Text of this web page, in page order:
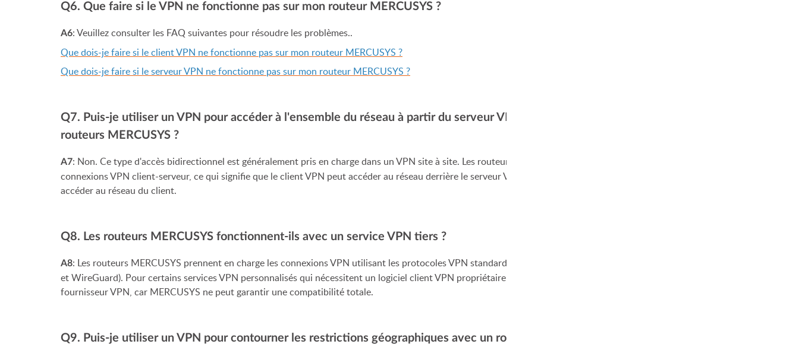
Q6. Que faire si le VPN ne fonctionne pas sur mon routeur MERCUSYS ?
A6: Veuillez consulter les FAQ suivantes pour résoudre les problèmes..
Que dois-je faire si le client VPN ne fonctionne pas sur mon routeur MERCUSYS ?
Que dois-je faire si le serveur VPN ne fonctionne pas sur mon routeur MERCUSYS ?
Q7. Puis-je utiliser un VPN pour accéder à l'ensemble du réseau à partir du serveur VPN et du client VPN sur les
routeurs MERCUSYS ?
A7: Non. Ce type d'accès bidirectionnel est généralement pris en charge dans un VPN site à site. Les routeurs MERCUSYS prennent en charge les
connexions VPN client-serveur, ce qui signifie que le client VPN peut accéder au réseau derrière le serveur VPN, mais que le serveur ne peut pas
accéder au réseau du client.
Q8. Les routeurs MERCUSYS fonctionnent-ils avec un service VPN tiers ?
A8: Les routeurs MERCUSYS prennent en charge les connexions VPN utilisant les protocoles VPN standard (par exemple, PPTP, L2TP/IPsec, OpenVPN
et WireGuard). Pour certains services VPN personnalisés qui nécessitent un logiciel client VPN propriétaire, veuillez vérifier la compatibilité avec votre
fournisseur VPN, car MERCUSYS ne peut garantir une compatibilité totale.
Q9. Puis-je utiliser un VPN pour contourner les restrictions géographiques avec un routeur MERCUSYS ?